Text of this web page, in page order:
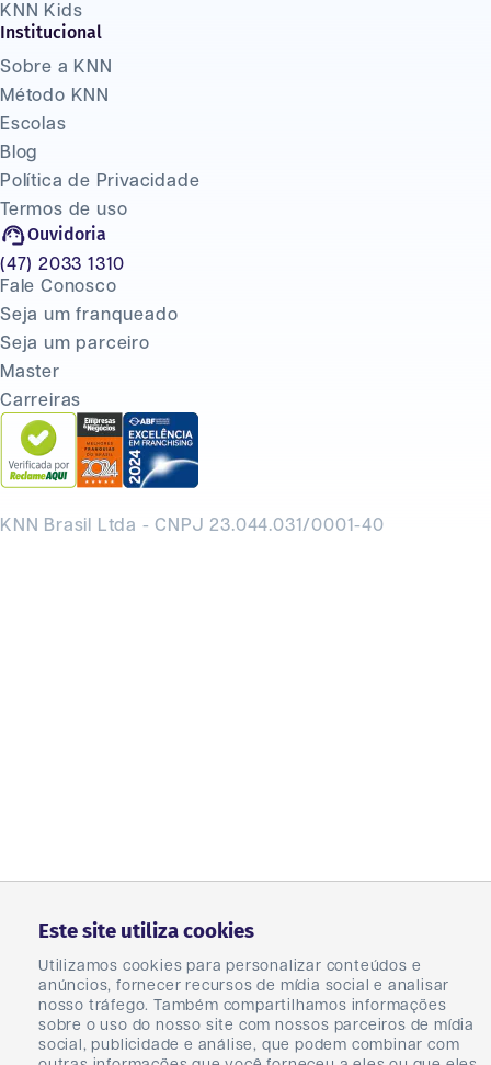
Este site utiliza cookies
Utilizamos cookies para personalizar conteúdos e
anúncios, fornecer recursos de mídia social e analisar
nosso tráfego. Também compartilhamos informações
sobre o uso do nosso site com nossos parceiros de mídia
social, publicidade e análise, que podem combinar com
KNN Brasil Ltda - CNPJ 23.044.031/0001-40
KNN Kids
Institucional
Sobre a KNN
Método KNN
Escolas
Blog
Política de Privacidade
Termos de uso
Ouvidoria
(47) 2033 1310
Fale Conosco
Seja um franqueado
Seja um parceiro
Master
Carreiras